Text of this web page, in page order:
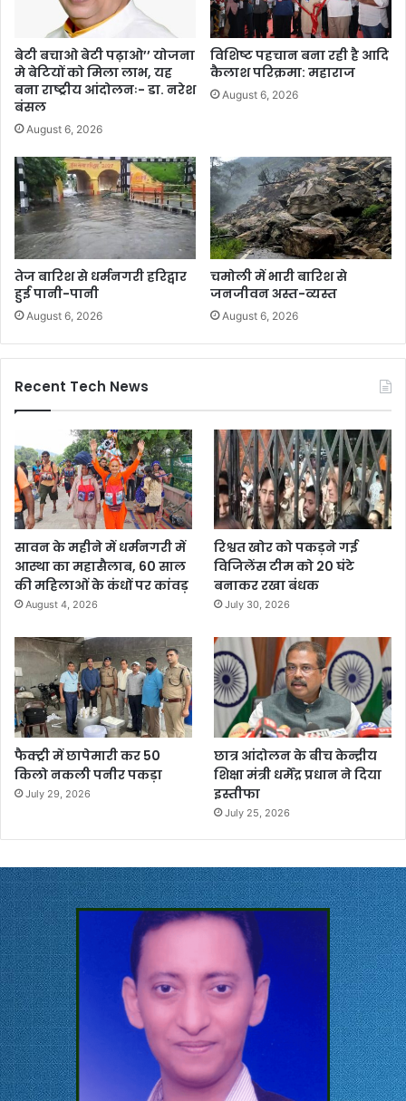
बेटी बचाओ बेटी पढ़ाओ’’ योजना
मे बेटियों को मिला लाभ, यह
बना राष्ट्रीय आंदोलनः- डा. नरेश
बंसल
August 6, 2026
विशिष्ट पहचान बना रही है आदि
कैलाश परिक्रमा: महाराज
August 6, 2026
तेज बारिश से धर्मनगरी हरिद्वार
हुई पानी-पानी
August 6, 2026
चमोली में भारी बारिश से
जनजीवन अस्त-व्यस्त
August 6, 2026
Recent Tech News
सावन के महीने में धर्मनगरी में
आस्था का महासैलाब, 60 साल
की महिलाओं के कंधों पर कांवड़
August 4, 2026
रिश्वत खोर को पकड़ने गई
विजिलेंस टीम को 20 घंटे
बनाकर रखा बंधक
July 30, 2026
फैक्ट्री में छापेमारी कर 50
किलो नकली पनीर पकड़ा
July 29, 2026
छात्र आंदोलन के बीच केन्द्रीय
शिक्षा मंत्री धर्मेंद्र प्रधान ने दिया
इस्तीफा
July 25, 2026